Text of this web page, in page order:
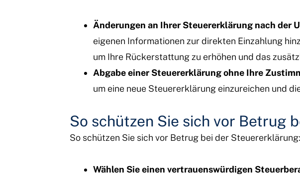
Änderungen an Ihrer Steuererklärung nach der
eigenen Informationen zur direkten Einzahlung
um Ihre Rückerstattung zu erhöhen und das
Abgabe einer Steuererklärung ohne Ihre
um eine neue Steuererklärung einzureichen und
So schützen Sie sich vor Betrug
So schützen Sie sich vor Betrug bei der Steuererklärung:
Wählen Sie einen vertrauenswürdigen